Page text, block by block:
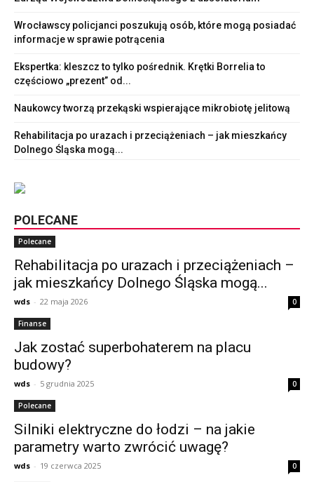
Wrocławscy policjanci poszukują osób, które mogą posiadać
informacje w sprawie potrącenia
Ekspertka: kleszcz to tylko pośrednik. Krętki Borrelia to
częściowo „prezent” od...
Naukowcy tworzą przekąski wspierające mikrobiotę jelitową
Rehabilitacja po urazach i przeciążeniach – jak mieszkańcy
Dolnego Śląska mogą...
POLECANE
Polecane
Rehabilitacja po urazach i przeciążeniach –
jak mieszkańcy Dolnego Śląska mogą...
wds - 22 maja 2026 0
Finanse
Jak zostać superbohaterem na placu
budowy?
wds - 5 grudnia 2025 0
Polecane
Silniki elektryczne do łodzi – na jakie
parametry warto zwrócić uwagę?
wds - 19 czerwca 2025 0